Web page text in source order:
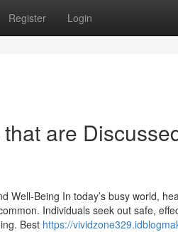
Register Login
are
Well-Being In today’s busy world,
Individuals seek out safe,
Best https://